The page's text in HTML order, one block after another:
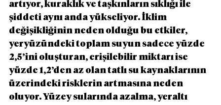
artıyor, kuraklık ve taşkınların sıklığı ile
şiddeti aynı anda yükseliyor. İklim
değişikliğinin neden olduğu bu etkiler,
yeryüzündeki toplam suyun sadece yüzde
2,5’ini oluşturan, erişilebilir miktarı ise
yüzde 1,2’den az olan tatlı su kaynaklarının
üzerindeki risklerin artmasına neden
oluyor. Yüzey sularında azalma, yeraltı